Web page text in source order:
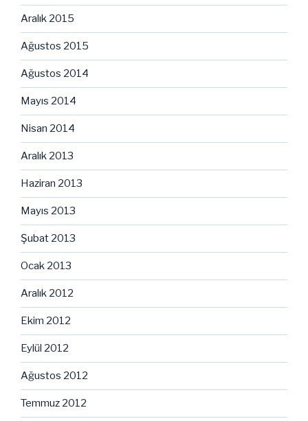
Aralık 2015
Ağustos 2015
Ağustos 2014
Mayıs 2014
Nisan 2014
Aralık 2013
Haziran 2013
Mayıs 2013
Şubat 2013
Ocak 2013
Aralık 2012
Ekim 2012
Eylül 2012
Ağustos 2012
Temmuz 2012